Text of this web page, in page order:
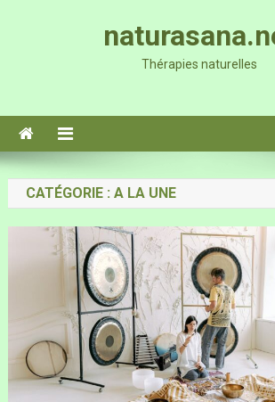
Thérapies naturelles
CATÉGORIE : A LA UNE